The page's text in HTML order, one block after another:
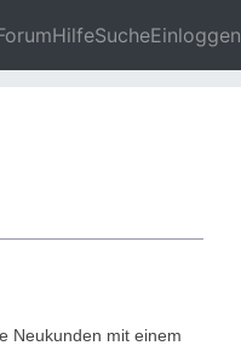
HilfeSucheEinloggen
Neukunden mit einem